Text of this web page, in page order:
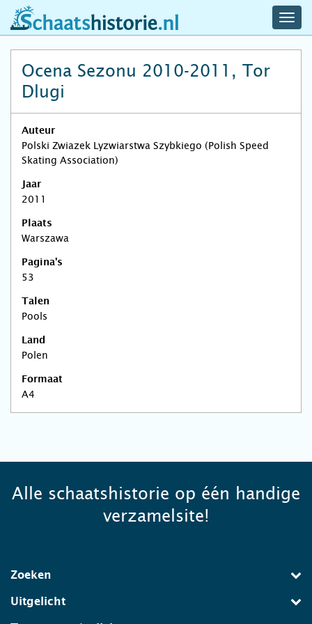
schaatshistorie.nl
Ocena Sezonu 2010-2011, Tor
Dlugi
Auteur
Polski Zwiazek Lyzwiarstwa Szybkiego (Polish Speed
Skating Association)
Jaar
2011
Plaats
Warszawa
Pagina's
53
Talen
Pools
Land
Polen
Formaat
A4
Alle schaatshistorie op één handige
verzamelsite!
Zoeken
Uitgelicht